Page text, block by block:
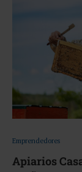
Emprendedores
Apiarios